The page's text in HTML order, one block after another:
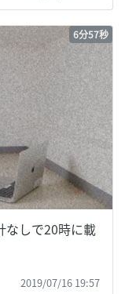
6分57秒
なしで20時に載
2019/07/16 19:57